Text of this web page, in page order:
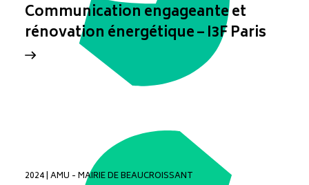
Communication engageante et
rénovation énergétique – I3F Paris
2024 | AMU - MAIRIE DE BEAUCROISSANT